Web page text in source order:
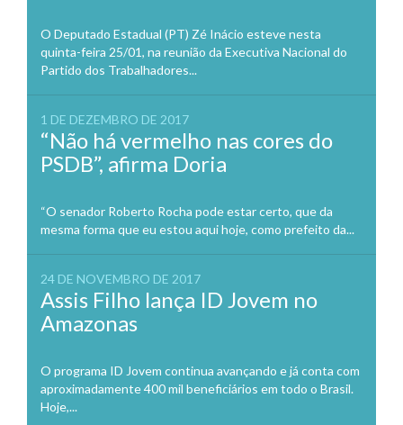
O Deputado Estadual (PT) Zé Inácio esteve nesta
quinta-feira 25/01, na reunião da Executiva Nacional do
Partido dos Trabalhadores...
1 DE DEZEMBRO DE 2017
“Não há vermelho nas cores do
PSDB”, afirma Doria
“O senador Roberto Rocha pode estar certo, que da
mesma forma que eu estou aqui hoje, como prefeito da...
24 DE NOVEMBRO DE 2017
Assis Filho lança ID Jovem no
Amazonas
O programa ID Jovem continua avançando e já conta com
aproximadamente 400 mil beneficiários em todo o Brasil.
Hoje,...